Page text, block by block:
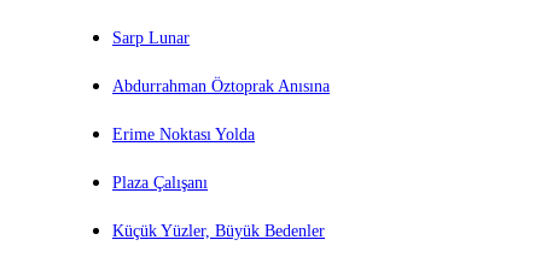
Sarp Lunar
Abdurrahman Öztoprak Anısına
Erime Noktası Yolda
Plaza Çalışanı
Küçük Yüzler, Büyük Bedenler